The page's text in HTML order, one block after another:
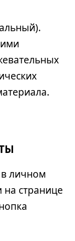
личном
на странице